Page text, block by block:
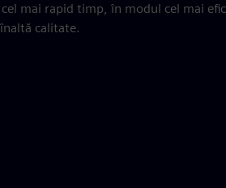
mai rapid timp, în modul cel mai
calitate.